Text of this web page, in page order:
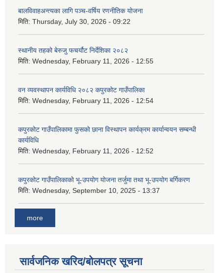
बालविवाहअन्त्यका लागि पञ्च-वर्षिय रणनीतिक योजना
मिति: Thursday, July 30, 2026 - 09:22
स्थानीय तहको बेरुजु फचर्यौट निर्देशिका २०८२
मिति: Wednesday, February 11, 2026 - 12:55
वन व्यवस्थापन कार्यविधि २०८२ कपुरकोट गाउँपालिका
मिति: Wednesday, February 11, 2026 - 12:54
कपुरकोट गाउँपालिकामा फुसको छाना विस्थापन कार्यक्रम कार्यान्वयन सम्बन्धी
कार्यविधि
मिति: Wednesday, February 11, 2026 - 12:52
कपुरकोट गाउँपालिकाको भू-उपयोग योजना तर्जुमा तथा भू-उपयोग बर्गिकरण
मिति: Wednesday, September 10, 2025 - 13:37
more
सार्वजनिक खरिद/बोलपत्र सूचना